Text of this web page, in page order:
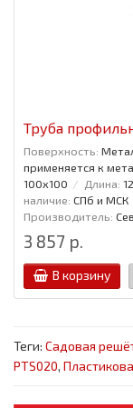
Труба
Поверхность:
применяется к
100x100
Длина:
наличие: СПб и МСК
Производитель:
3 857 р.
В корзину
Теги: Садовая
PTS020,